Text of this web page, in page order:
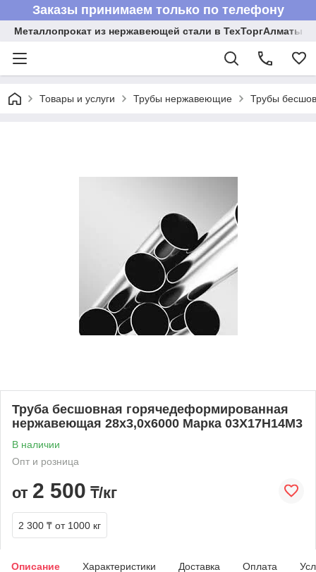
Заказы принимаем только по телефону
Металлопрокат из нержавеющей стали в ТехТоргАлматы
Товары и услуги Трубы нержавеющие Трубы
Труба бесшовная горячедеформированная
нержавеющая 28х3,0х6000 Марка 03Х17Н14М3
В наличии
Опт и розница
от 2 500 ₸/кг
2 300 ₸ от 1000 кг
Описание Характеристики Доставка Оплата